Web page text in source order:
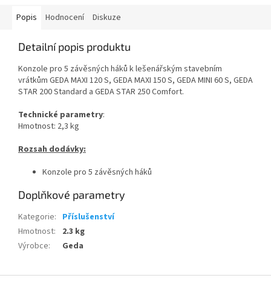
Popis Hodnocení Diskuze
Detailní popis produktu
Konzole pro 5 závěsných háků k lešenářským stavebním
vrátkům GEDA MAXI 120 S, GEDA MAXI 150 S, GEDA MINI 60 S, GEDA
STAR 200 Standard a GEDA STAR 250 Comfort.
Technické parametry:
Hmotnost: 2,3 kg
Rozsah dodávky:
Konzole pro 5 závěsných háků
Doplňkové parametry
Kategorie: Příslušenství
Hmotnost:
2.3 kg
Výrobce: Geda